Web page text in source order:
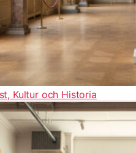
Kultur och Historia